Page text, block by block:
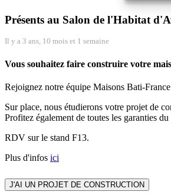
Présents au Salon de l'Habitat
Il y a 3 ans, 10 mois et 1 semaine
Vous souhaitez faire construire votre
Rejoignez notre équipe Maisons Bati-
Sur place, nous étudierons votre projet de
Profitez également de toutes les garanties
RDV sur le stand F13.
Plus d'infos ici
J'AI UN PROJET DE CONSTRUCTION